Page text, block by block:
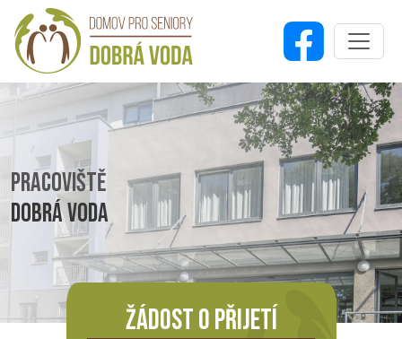
PRACOVIŠTĚ
DOBRÁ VODA
ŽÁDOST O PŘIJETÍ